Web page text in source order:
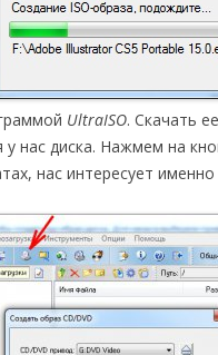
UltraISO. Скачать
нас диска. Нажмем на
нас интересует именно